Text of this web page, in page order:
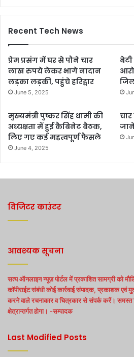
Recent Tech News
प्रेम प्रसंग में घर से पौने चार
लाख रुपये लेकर भागे नादान
लड़का लड़की, पहुंचे हरिद्वार
June 5, 2025
मुख्यमंत्री पुष्कर सिंह धामी की
अध्यक्षता में हुई कैबिनेट बैठक,
लिए गए कई महत्वपूर्ण फैसले
June 4, 2025
विजिटर काउंटर
आवश्यक सूचना
सत्य ऑनलाइन न्यूज़ पोर्टल में प्रकाशित सामग्री को
कॉपीराईट संबंधी कोई कार्रवाई संपादक, प्रकाशक एवं
करने वाले रचनाकार व चित्रकार से संपर्क करें। समस्त
क्षेत्रान्तर्गत होगा। -सम्पादक
Last Modified Posts